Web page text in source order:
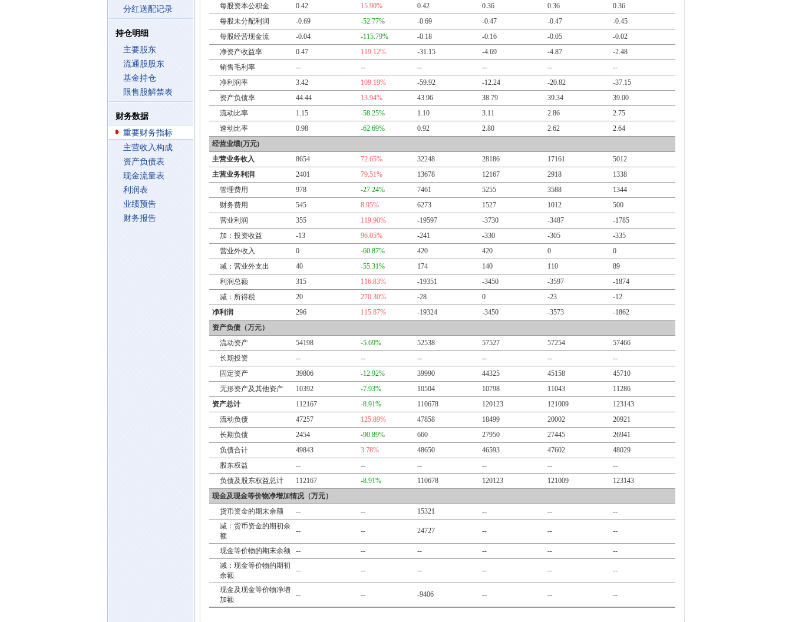
分红送配记录
持仓明细
主要股东
流通股股东
基金持仓
限售股解禁表
财务数据
重要财务指标
主营收入构成
资产负债表
现金流量表
利润表
业绩预告
财务报告
每股资本公积金
0.42 15.90% 0.42 0.36 0.36
0.36
每股未分配利润
-0.69 -52.77% -0.69 -0.47 -0.47
-0.45
每股经营现金流
-0.04 -115.79% -0.18 -0.16 -0.05
-0.02
净资产收益率
0.47 119.12% -31.15 -4.69 -4.87
-2.48
销售毛利率
-- -- -- -- --
--
净利润率
3.42 109.19% -59.92 -12.24 -20.82
-37.15
资产负债率
44.44 13.94% 43.96 38.79 39.34
39.00
流动比率
1.15 -58.25% 1.10 3.11 2.86
2.75
速动比率
0.98 -62.69% 0.92 2.80 2.62
2.64
经营业绩(万元)
主营业务收入
8654 72.65% 32248 28186 17161
5012
主营业务利润
2401 79.51% 13678 12167 2918
1338
管理费用
978 -27.24% 7461 5255 3588
1344
财务费用
545 8.95% 6273 1527 1012
500
营业利润
355 119.90% -19597 -3730 -3487
-1785
加：投资收益
-13 96.05% -241 -330 -305
-335
营业外收入
0 -60.87% 420 420 0
0
减：营业外支出
40 -55.31% 174 140 110
89
利润总额
315 116.83% -19351 -3450 -3597
-1874
减：所得税
20 270.30% -28 0 -23
-12
净利润
296 115.87% -19324 -3450 -3573
-1862
资产负债（万元）
流动资产
54198 -5.69% 52538 57527 57254
57466
长期投资
-- -- -- -- --
--
固定资产
39806 -12.92% 39990 44325 45158
45710
无形资产及其他资产
10392 -7.93% 10504 10798 11043
11286
资产总计
112167 -8.91% 110678 120123 121009
123143
流动负债
47257 125.89% 47858 18499 20002
20921
长期负债
2454 -90.89% 660 27950 27445
26941
负债合计
49843 3.78% 48650 46593 47602
48029
股东权益
-- -- -- -- --
--
负债及股东权益总计
112167 -8.91% 110678 120123 121009
123143
现金及现金等价物净增加情况（万元）
货币资金的期末余额
-- -- 15321 -- --
--
减：货币资金的期初余
额
-- -- 24727 -- -- --
现金等价物的期末余额 -- -- -- -- --
--
减：现金等价物的期初
余额
-- -- -- -- -- --
现金及现金等价物净增
加额
-- -- -9406 -- -- --